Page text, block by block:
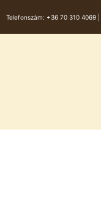
to
content
Telefonszám: +36 70 310 4069 |